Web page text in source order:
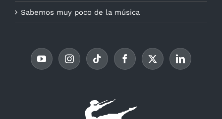
Sabemos muy poco de la música